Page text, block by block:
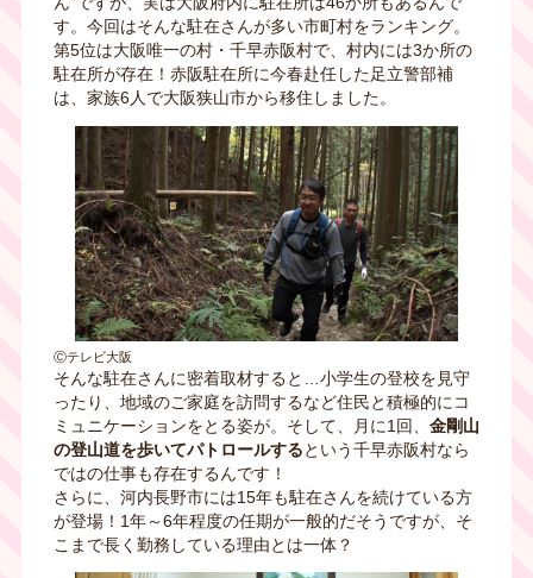
す。今回はそんな駐在さんが多い市町村をランキング。
第5位は大阪唯一の村・千早赤阪村で、村内には3か所の
駐在所が存在！赤阪駐在所に今春赴任した足立警部補
は、家族6人で大阪狭山市から移住しました。
Ⓒテレビ大阪
そんな駐在さんに密着取材すると…小学生の登校を見守
ったり、地域のご家庭を訪問するなど住民と積極的にコ
ミュニケーションをとる姿が。そして、月に1回、 金剛山
の登山道を歩いてパトロールするという千早赤阪村なら
ではの仕事も存在するんです！
さらに、河内長野市には15年も駐在さんを続けている方
が登場！1年～6年程度の任期が一般的だそうですが、そ
こまで長く勤務している理由とは一体？